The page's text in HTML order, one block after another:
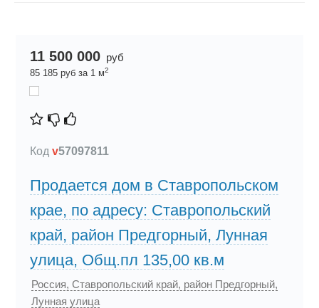
11 500 000 руб
85 185 руб за 1 м2
Код v57097811
Продается дом в Ставропольском
крае, по адресу: Ставропольский
край, район Предгорный, Лунная
улица, Общ.пл 135,00 кв.м
Россия, Ставропольский край, район Предгорный,
Лунная улица